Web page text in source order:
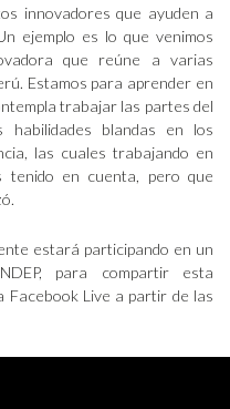
innovadores que ayuden a
ejemplo es lo que venimos
que reúne a varias
Estamos para aprender en
trabajar las partes del
habilidades blandas en los
las cuales trabajando en
tenido en cuenta, pero que
estará participando en un
para compartir esta
Facebook Live a partir de las